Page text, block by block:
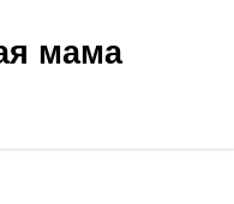
мама